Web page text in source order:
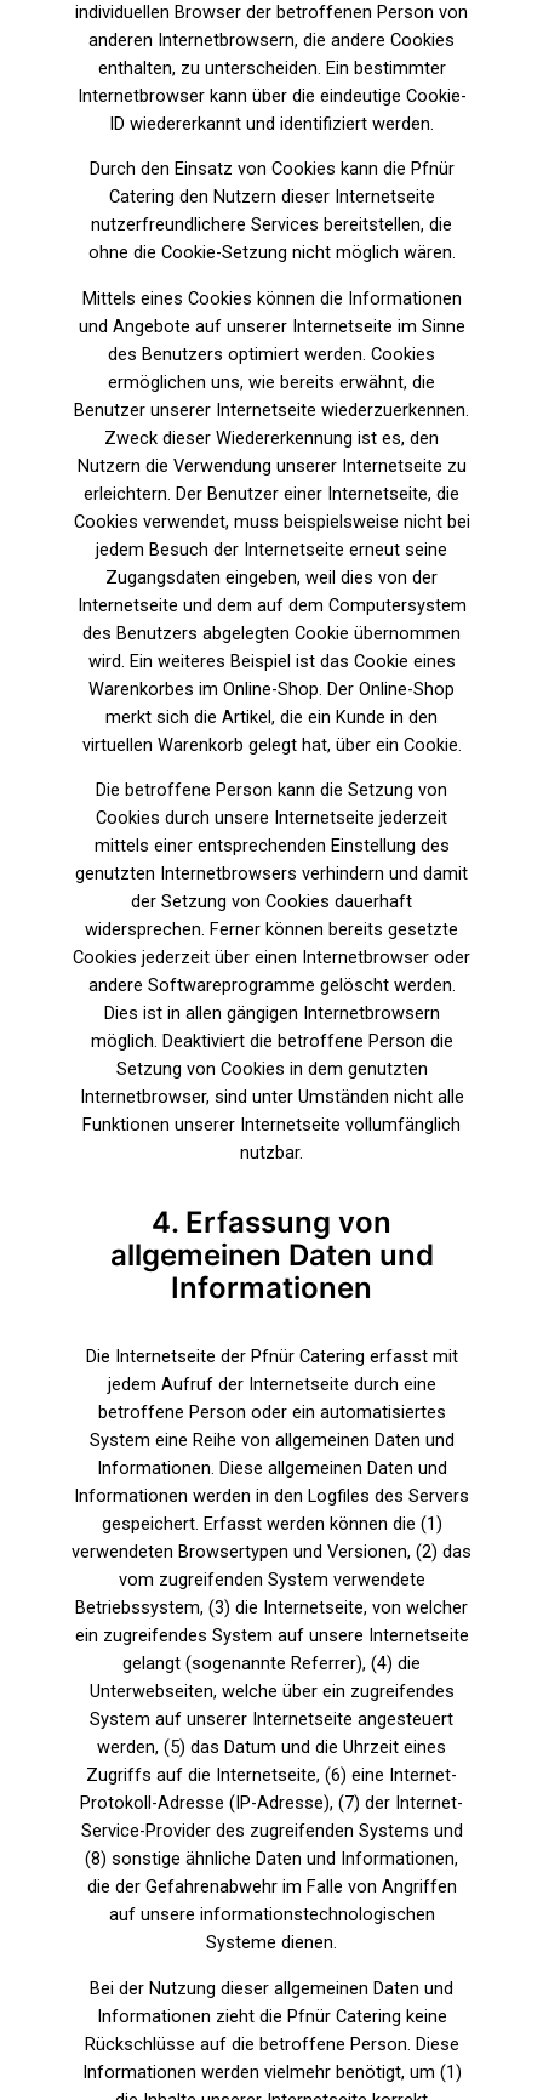
individuellen Browser der betroffenen Person von
anderen Internetbrowsern, die andere Cookies
enthalten, zu unterscheiden. Ein bestimmter
Internetbrowser kann über die eindeutige Cookie-
ID wiedererkannt und identifiziert werden.
Durch den Einsatz von Cookies kann die Pfnür
Catering den Nutzern dieser Internetseite
nutzerfreundlichere Services bereitstellen, die
ohne die Cookie-Setzung nicht möglich wären.
Mittels eines Cookies können die Informationen
und Angebote auf unserer Internetseite im Sinne
des Benutzers optimiert werden. Cookies
ermöglichen uns, wie bereits erwähnt, die
Benutzer unserer Internetseite wiederzuerkennen.
Zweck dieser Wiedererkennung ist es, den
Nutzern die Verwendung unserer Internetseite zu
erleichtern. Der Benutzer einer Internetseite, die
Cookies verwendet, muss beispielsweise nicht bei
jedem Besuch der Internetseite erneut seine
Zugangsdaten eingeben, weil dies von der
Internetseite und dem auf dem Computersystem
des Benutzers abgelegten Cookie übernommen
wird. Ein weiteres Beispiel ist das Cookie eines
Warenkorbes im Online-Shop. Der Online-Shop
merkt sich die Artikel, die ein Kunde in den
virtuellen Warenkorb gelegt hat, über ein Cookie.
Die betroffene Person kann die Setzung von
Cookies durch unsere Internetseite jederzeit
mittels einer entsprechenden Einstellung des
genutzten Internetbrowsers verhindern und damit
der Setzung von Cookies dauerhaft
widersprechen. Ferner können bereits gesetzte
Cookies jederzeit über einen Internetbrowser oder
andere Softwareprogramme gelöscht werden.
Dies ist in allen gängigen Internetbrowsern
möglich. Deaktiviert die betroffene Person die
Setzung von Cookies in dem genutzten
Internetbrowser, sind unter Umständen nicht alle
Funktionen unserer Internetseite vollumfänglich
nutzbar.
4. Erfassung von
allgemeinen Daten und
Informationen
Die Internetseite der Pfnür Catering erfasst mit
jedem Aufruf der Internetseite durch eine
betroffene Person oder ein automatisiertes
System eine Reihe von allgemeinen Daten und
Informationen. Diese allgemeinen Daten und
Informationen werden in den Logfiles des Servers
gespeichert. Erfasst werden können die (1)
verwendeten Browsertypen und Versionen, (2) das
vom zugreifenden System verwendete
Betriebssystem, (3) die Internetseite, von welcher
ein zugreifendes System auf unsere Internetseite
gelangt (sogenannte Referrer), (4) die
Unterwebseiten, welche über ein zugreifendes
System auf unserer Internetseite angesteuert
werden, (5) das Datum und die Uhrzeit eines
Zugriffs auf die Internetseite, (6) eine Internet-
Protokoll-Adresse (IP-Adresse), (7) der Internet-
Service-Provider des zugreifenden Systems und
(8) sonstige ähnliche Daten und Informationen,
die der Gefahrenabwehr im Falle von Angriffen
auf unsere informationstechnologischen
Systeme dienen.
Bei der Nutzung dieser allgemeinen Daten und
Informationen zieht die Pfnür Catering keine
Rückschlüsse auf die betroffene Person. Diese
Informationen werden vielmehr benötigt, um (1)